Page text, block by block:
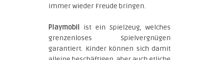
immer wieder Freude bringen.
Playmobil
ist ein Spielzeug, welches
grenzenloses Spielvergnügen
garantiert. Kinder können sich damit